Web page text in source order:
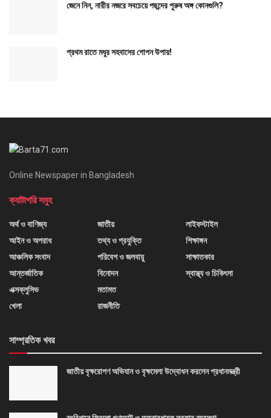
জেনে নিন, নারীর নজরে সবচেয়ে পছন্দের পুরুষ অঙ্গ কোনগুলি?
প্রথম রাতে মধুর সহবাসের গোপন উপায়!
Online Newspaper in Bangladesh
ক্যাটাগরি সমুহ
অর্থ ও বাণিজ্য
আইন ও অপরাধ
আঞ্চলিক সংবাদ
আন্তর্জাতিক
এক্সক্লুসিভ
খেলা
জাতীয়
তথ্য ও প্রযুক্তি
পরিবেশ ও জলবায়ু
বিনোদন
মতামত
রাজনীতি
লাইফস্টাইল
শিক্ষাঙ্গন
সাক্ষাতকার
স্বাস্থ্য ও চিকিৎসা
সাম্প্রতিক খবর
জাতীয় বৃক্ষরোপণ অভিযান ও বৃক্ষমেলা উদ্বোধন করলেন প্রধানমন্ত্রী